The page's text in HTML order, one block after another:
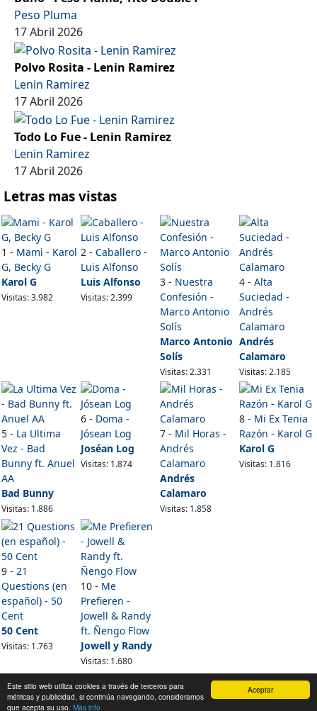
Aceptar
Este sitio web utiliza cookies a través de terceros para
métricas y publicidad, si continúa navegando, consideramos
que acepta su uso. Más info
Peso Pluma
17 Abril 2026
Polvo Rosita - Lenin Ramirez
Lenin Ramirez
17 Abril 2026
Todo Lo Fue - Lenin Ramirez
Lenin Ramirez
17 Abril 2026
Letras mas vistas
1 - Mami - Karol
G, Becky G
Karol G
Visitas: 3.982
2 -Caballero -
Luis Alfonso
Luis Alfonso
Visitas: 2.399
3 - Nuestra
Confesión -
Marco Antonio
Solís
Marco Antonio
Solís
Visitas: 2.331
4 -Alta
Suciedad -
Andrés
Calamaro
Andrés
Calamaro
Visitas: 2.185
5 - La Ultima
Vez - Bad
Bunny ft. Anuel
AA
Bad Bunny
Visitas: 1.886
6 - Doma -
Jósean Log
Joséan Log
Visitas: 1.874
7 - Mil Horas -
Andrés
Calamaro
Andrés
Calamaro
Visitas: 1.858
8 - Mi Ex Tenia
Razón - Karol G
Karol G
Visitas: 1.816
9 -21
Questions (en
español) - 50
Cent
50 Cent
Visitas: 1.763
10 - Me
Prefieren -
Jowell & Randy
ft. Ñengo Flow
Jowell y Randy
Visitas: 1.680
Ver top 100
masletras.co@gmail.com